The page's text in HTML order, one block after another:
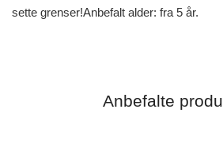
sette grenser!Anbefalt alder: fra 5 år.
Anbefalte